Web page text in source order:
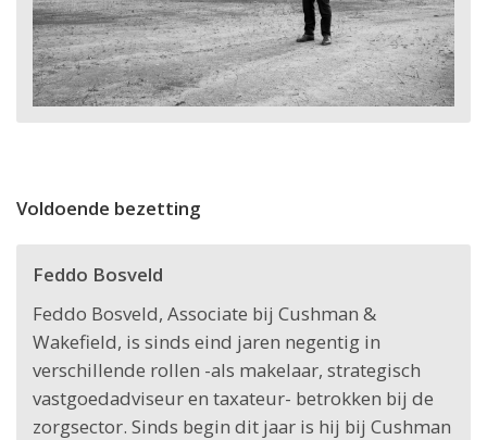
Voldoende bezetting
Feddo Bosveld
Feddo Bosveld, Associate bij Cushman &
Wakefield, is sinds eind jaren negentig in
verschillende rollen -als makelaar, strategisch
vastgoedadviseur en taxateur- betrokken bij de
zorgsector. Sinds begin dit jaar is hij bij Cushman